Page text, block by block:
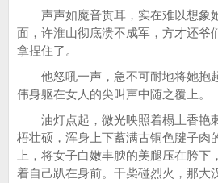
声声如魔音贯耳，实在难以想象
面，许淮山彻底溃不成军，方才还爷
拿捏住了。
他怒吼一声，急不可耐地将她抱
伟身躯在女人的尖叫声中随之覆上。
油灯点起，微光映照着榻上香艳
梧壮硕，浑身上下蓄满古铜色腱子肉
上，将女子白嫩丰腴的美腿压在胯
着自己趴在身前。干柴碰烈火，那大